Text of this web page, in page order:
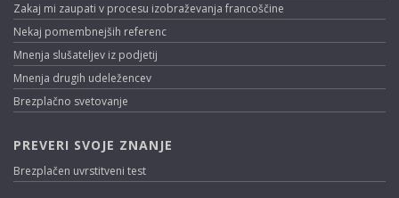
Zakaj mi zaupati v procesu izobraževanja francoščine
Nekaj pomembnejših referenc
Mnenja slušateljev iz podjetij
Mnenja drugih udeležencev
Brezplačno svetovanje
PREVERI SVOJE ZNANJE
Brezplačen uvrstitveni test